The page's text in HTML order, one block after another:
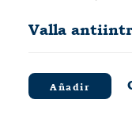
Valla
Añadir